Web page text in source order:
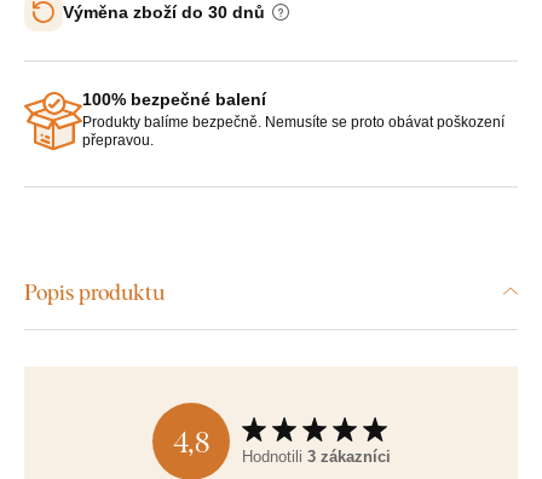
Výměna zboží do 30 dnů
100% bezpečné balení
Produkty balíme bezpečně. Nemusíte se proto obávat poškození
přepravou.
Popis produktu
4,8 Hodnotili 3 zákazníci